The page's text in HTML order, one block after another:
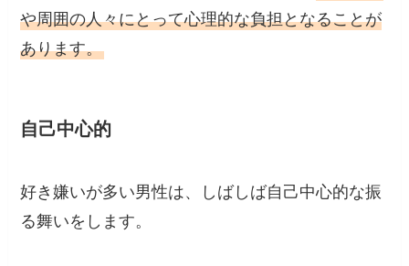
や周囲の人々にとって心理的な負担となることが
あります。
自己中心的
好き嫌いが多い男性は、しばしば自己中心的な振
る舞いをします。